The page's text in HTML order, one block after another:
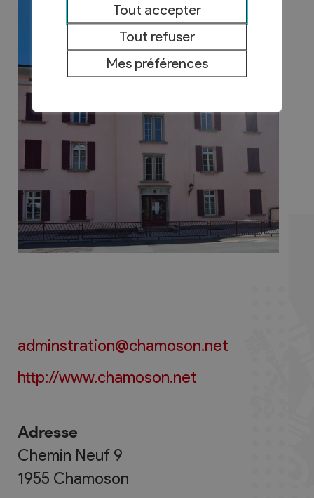
adminstration@chamoson.net
http://www.chamoson.net
Adresse
Chemin Neuf 9
1955 Chamoson
Tout accepter
Tout refuser
Mes préférences